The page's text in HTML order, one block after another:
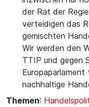
der Rat der
verteidigen das
gemischten
Wir werden den
TTIP und gegen
nachhaltige
Themen: